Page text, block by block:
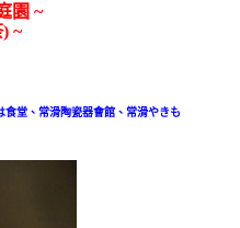
園 ~
~
食堂、常滑陶瓷器會館、常滑やきも